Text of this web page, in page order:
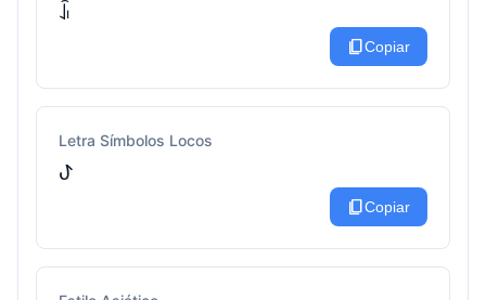
ꀭ
content_copyCopiar
Letra Símbolos Locos
ꚠ
content_copyCopiar